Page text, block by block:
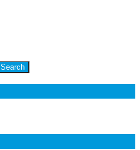
Search